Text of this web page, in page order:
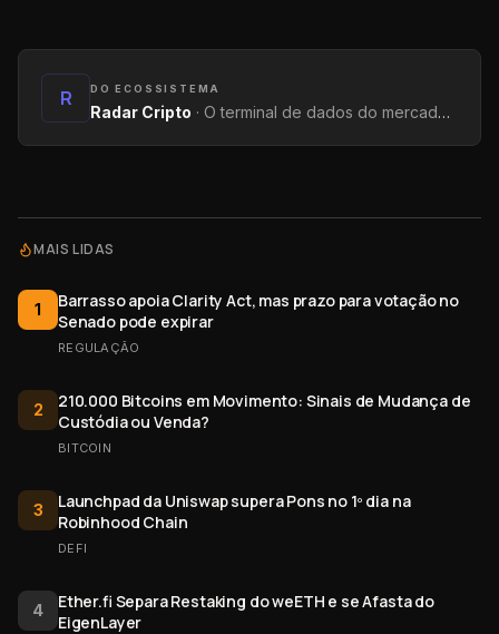
R DO ECOSSISTEMA
Radar Cripto · O terminal de dados do mercado: métricas on-chain, yields, captações e tendências.
MAIS LIDAS
1
Barrasso apoia Clarity Act, mas prazo para votação no
Senado pode expirar
REGULAÇÃO
2
210.000 Bitcoins em Movimento: Sinais de Mudança de
Custódia ou Venda?
BITCOIN
3
Launchpad da Uniswap supera Pons no 1º dia na
Robinhood Chain
DEFI
4
Ether.fi Separa Restaking do weETH e se Afasta do
EigenLayer